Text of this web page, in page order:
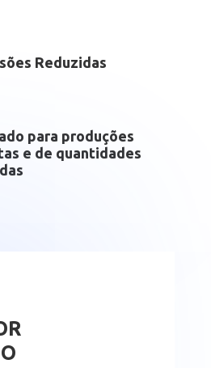
Reduzidas
para produções
e de quantidades